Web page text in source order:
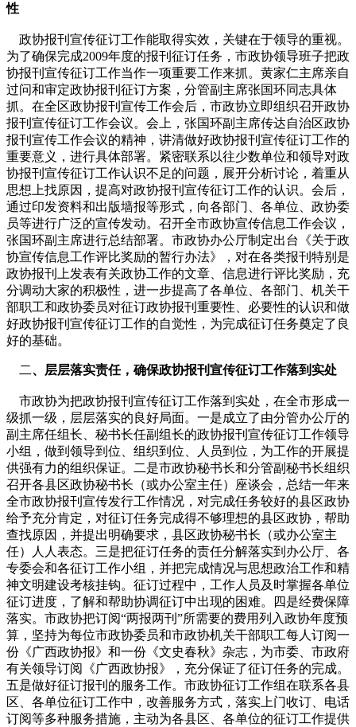
性
政协报刊宣传征订工作能取得实效，关键在于领导的重视。
为了确保完成2009年度的报刊征订任务，市政协领导班子把政
协报刊宣传征订工作当作一项重要工作来抓。黄家仁主席亲自
过问和审定政协报刊征订方案，分管副主席张国环同志具体
抓。在全区政协报刊宣传工作会后，市政协立即组织召开政协
报刊宣传征订工作会议。会上，张国环副主席传达自治区政协
报刊宣传工作会议的精神，讲清做好政协报刊宣传征订工作的
重要意义，进行具体部署。紧密联系以往少数单位和领导对政
协报刊宣传征订工作认识不足的问题，展开分析讨论，着重从
思想上找原因，提高对政协报刊宣传征订工作的认识。会后，
通过印发资料和出版墙报等形式，向各部门、各单位、政协委
员等进行广泛的宣传发动。召开全市政协宣传信息工作会议，
张国环副主席进行总结部署。市政协办公厅制定出台《关于政
协宣传信息工作评比奖励的暂行办法》，对在各类报刊特别是
政协报刊上发表有关政协工作的文章、信息进行评比奖励，充
分调动大家的积极性，进一步提高了各单位、各部门、机关干
部职工和政协委员对征订政协报刊重要性、必要性的认识和做
好政协报刊宣传征订工作的自觉性，为完成征订任务奠定了良
好的基础。
二、层层落实责任，确保政协报刊宣传征订工作落到实处
市政协为把政协报刊宣传征订工作落到实处，在全市形成一
级抓一级，层层落实的良好局面。一是成立了由分管办公厅的
副主席任组长、秘书长任副组长的政协报刊宣传征订工作领导
小组，做到领导到位、组织到位、人员到位，为工作的开展提
供强有力的组织保证。二是市政协秘书长和分管副秘书长组织
召开各县区政协秘书长（或办公室主任）座谈会，总结一年来
全市政协报刊宣传发行工作情况，对完成任务较好的县区政协
给予充分肯定，对征订任务完成得不够理想的县区政协，帮助
查找原因，并提出明确要求，县区政协秘书长（或办公室主
任）人人表态。三是把征订任务的责任分解落实到办公厅、各
专委会和各征订工作小组，并把完成情况与思想政治工作和精
神文明建设考核挂钩。征订过程中，工作人员及时掌握各单位
征订进度，了解和帮助协调征订中出现的困难。四是经费保障
落实。市政协把订阅“两报两刊”所需要的费用列入政协年度预
算，坚持为每位市政协委员和市政协机关干部职工每人订阅一
份《广西政协报》和一份《文史春秋》杂志，为市委、市政府
有关领导订阅《广西政协报》，充分保证了征订任务的完成。
五是做好征订报刊的服务工作。市政协征订工作组在联系各县
区、各单位征订工作中，改善服务方式，落实上门收订、电话
订阅等多种服务措施，主动为各县区、各单位的征订工作提供